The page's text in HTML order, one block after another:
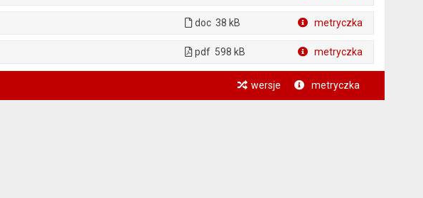
doc 38 kB metryczka
pdf 598 kB metryczka
wersje metryczka